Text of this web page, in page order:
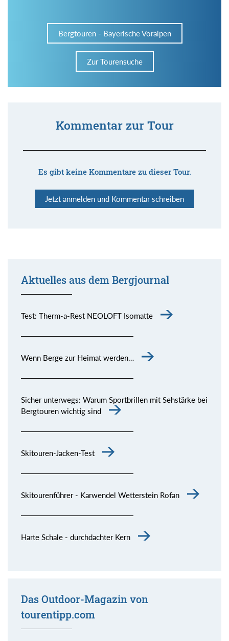
Bergtouren - Bayerische Voralpen
Zur Tourensuche
Kommentar zur Tour
Es gibt keine Kommentare zu dieser Tour.
Jetzt anmelden und Kommentar schreiben
Aktuelles aus dem Bergjournal
Test: Therm-a-Rest NEOLOFT Isomatte
Wenn Berge zur Heimat werden…
Sicher unterwegs: Warum Sportbrillen mit Sehstärke bei
Bergtouren wichtig sind
Skitouren-Jacken-Test
Skitourenführer - Karwendel Wetterstein Rofan
Harte Schale - durchdachter Kern
Das Outdoor-Magazin von
tourentipp.com